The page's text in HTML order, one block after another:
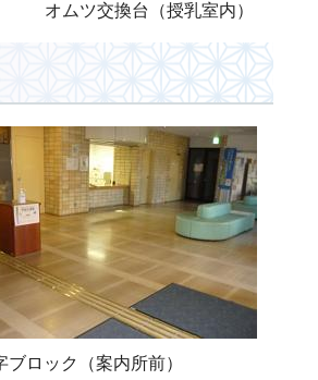
オムツ交換台（授乳室内）
ブロック（案内所前）